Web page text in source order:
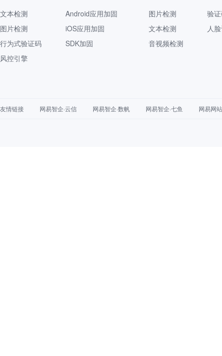
文本检测
图片检测
行为式验证码
风控引擎
Android应用加固
iOS应用加固
SDK加固
图片检测
文本检测
音视频检测
验
人
友情链接 网易智企·云信 网易智企·数帆 网易智企·七鱼 网易网